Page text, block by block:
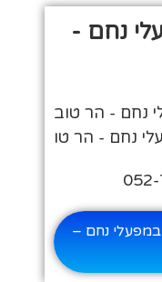
נחם -
נחם - הר טוב
נחם - הר טו
נחם –